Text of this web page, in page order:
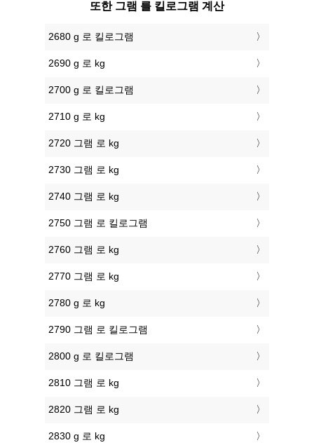
또한 그램 를 킬로그램 계산
2680 g 로 킬로그램
2690 g 로 kg
2700 g 로 킬로그램
2710 g 로 kg
2720 그램 로 kg
2730 그램 로 kg
2740 그램 로 kg
2750 그램 로 킬로그램
2760 그램 로 kg
2770 그램 로 kg
2780 g 로 kg
2790 그램 로 킬로그램
2800 g 로 킬로그램
2810 그램 로 kg
2820 그램 로 kg
2830 g 로 kg